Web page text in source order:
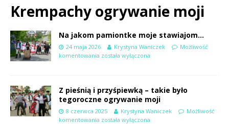
Krempachy ogrywanie moji
Na jakom pamiontke moje stawiajom…
24 maja 2026 Krystyna Waniczek
Możliwość
komentowania została wyłączona
Z pieśnią i przyśpiewką – takie było
tegoroczne ogrywanie moji
8 czerwca 2025 Krystyna Waniczek
Możliwość
komentowania została wyłączona